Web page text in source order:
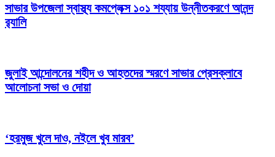
সাভার উপজেলা স্বাস্থ্য কমপ্লেক্স ১০১ শয্যায় উন্নীতকরণে আনন্দ
র‍্যালি
জুলাই আন্দোলনের শহীদ ও আহতদের স্মরণে সাভার প্রেসক্লাবে
আলোচনা সভা ও দোয়া
‘হরমুজ খুলে দাও, নইলে খুব মারব’